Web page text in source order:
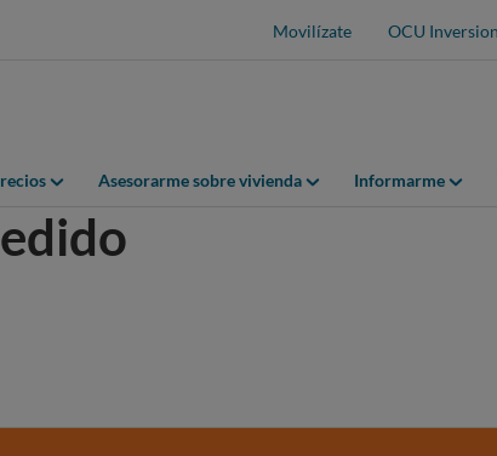
Movilízate OCU
Asesorarme sobre vivienda Informarme